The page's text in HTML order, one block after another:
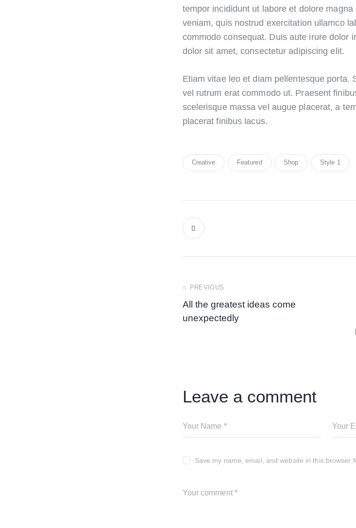
tempor incididunt ut labore et dolore
veniam, quis nostrud exercitation ullamco
commodo consequat. Duis aute irure dolor
dolor sit amet, consectetur adipiscing elit.
Etiam vitae leo et diam pellentesque porta.
vel rutrum erat commodo ut. Praesent
scelerisque massa vel augue placerat, a
placerat finibus lacus.
Creative Featured Shop Style 1
PREVIOUS
All the greatest ideas come
unexpectedly
Leave a comment
Save my name, email, and website in this browser